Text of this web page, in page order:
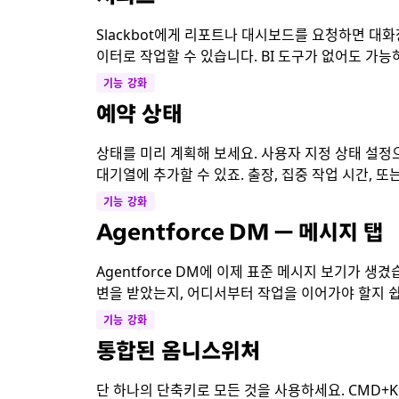
Slackbot에게 리포트나 대시보드를 요청하면 대
이터로 작업할 수 있습니다. BI 도구가 없어도 가능
기능 강화
예약 상태
상태를 미리 계획해 보세요. 사용자 지정 상태 설
대기열에 추가할 수 있죠. 출장, 집중 작업 시간,
기능 강화
Agentforce DM — 메시지 탭
Agentforce DM에 이제 표준 메시지 보기가 생겼
변을 받았는지, 어디서부터 작업을 이어가야 할지
기능 강화
통합된 옴니스위처
단 하나의 단축키로 모든 것을 사용하세요.